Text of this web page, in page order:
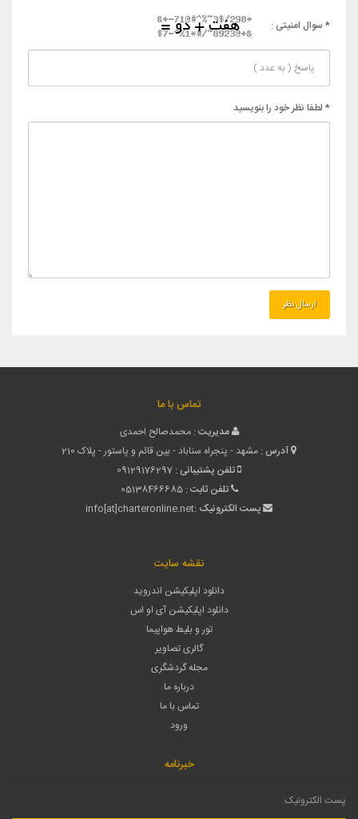
* سوال امنیتی :
* لطفا نظر خود را بنویسید
تماس با ما
مدیریت : محمدصالح احمدی
آدرس : مشهد - پنجراه سناباد - بین قائم و پاستور - پلاک 210
تلفن پشتیبانی : 09129176297
تلفن ثابت : 05138466685
پست الکترونیک :info[at]charteronline.net
نقشه سایت
دانلود اپلیکیشن اندروید
دانلود اپلیکیشن آی او اس
تور و بلیط هواپیما
گالری تصاویر
مجله گردشگری
درباره ما
تماس با ما
ورود
خبرنامه